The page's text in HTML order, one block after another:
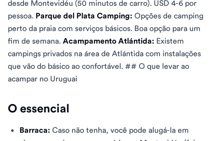
desde Montevidéu (50 minutos de carro). USD 4-6 por
pessoa. Parque del Plata Camping: Opções de camping
perto da praia com serviços básicos. Boa opção para um
fim de semana. Acampamento Atlántida: Existem
campings privados na área de Atlántida com instalações
que vão do básico ao confortável. ## O que levar ao
acampar no Uruguai
O essencial
Barraca: Caso não tenha, você pode alugá-la em